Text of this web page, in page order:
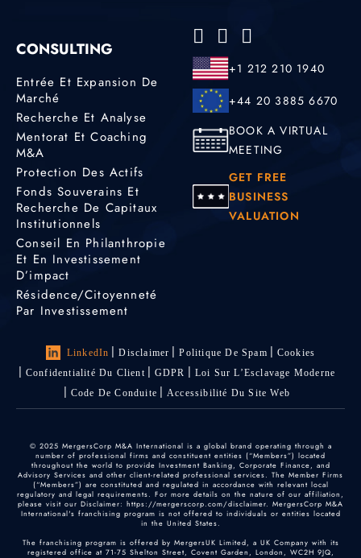
CONSULTING
Entrée Et Expansion De
Marché
Recherche Et Analyse
Mentorat Et Coaching
M&A
Protection Des Actifs
Fonds Souverains Et
Recherche De Capitaux
Institutionnels
Conseil En Philanthropie
Et En Investissement
D’impact
Résidence/citoyenneté
Par Investissement
+1 212 210 1940
+44 20 3885 6670
BOOK A VIRTUAL
MEETING
GET FREE
BUSINESS
VALUATION
LinkedIn Disclaimer Politique De Spam
Cookies
Confidentialité Du Client
GDPR
Loi Sur L’Esclavage Moderne
Code De Conduite
Accessibilité Du Site Web
© 2025 MergersCorp M&A International is a global brand operating through a
number of professional firms and constituent entities (“Members”) located
throughout the world to provide Investment Banking, Corporate Finance, and
Advisory Services and other client-related professional services. The Member Firms
(“Members”) are constituted and regulated in accordance with relevant local
regulatory and legal requirements. For more details on the nature of our affiliation,
please visit our Disclaimer: https://mergerscorp.com/disclaimer. MergersCorp M&A
International's franchising program is not offered to individuals or entities located
in the United States.
The franchising program is offered by MergersUK Limited, a UK Company with its
registered office at 71-75 Shelton Street, Covent Garden, London, WC2H 9JQ,